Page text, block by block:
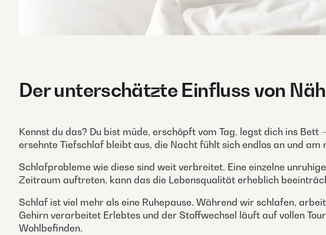
Der unterschätzte Einfluss von
Kennst du das? Du bist müde, erschöpft vom Tag, legst dich ins
ersehnte Tiefschlaf bleibt aus, die Nacht fühlt sich endlos an und
Schlafprobleme wie diese sind weit verbreitet. Eine einzelne
Zeitraum auftreten, kann das die Lebensqualität erheblich
Schlaf ist viel mehr als eine Ruhepause. Während wir schlafen,
Gehirn verarbeitet Erlebtes und der Stoffwechsel läuft auf vollen
Wohlbefinden.